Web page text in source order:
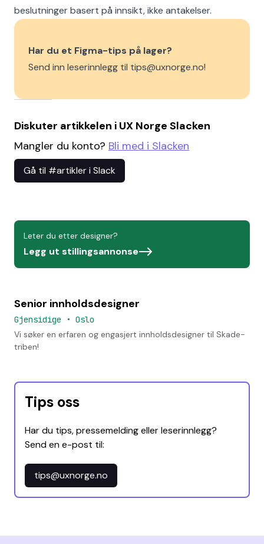
beslutninger basert på innsikt, ikke antakelser.
Har du et Figma-tips på lager?
Send inn leserinnlegg til tips@uxnorge.no!
Diskuter artikkelen i UX Norge Slacken
Mangler du konto? Bli med i Slacken
Gå til #artikler i Slack
Leter du etter designer?
Legg ut stillingsannonse
Senior innholdsdesigner
Gjensidige • Oslo
Vi søker en erfaren og engasjert innholdsdesigner til Skade-
triben!
Tips oss
Har du tips, pressemelding eller leserinnlegg?
Send en e-post til:
tips@uxnorge.no